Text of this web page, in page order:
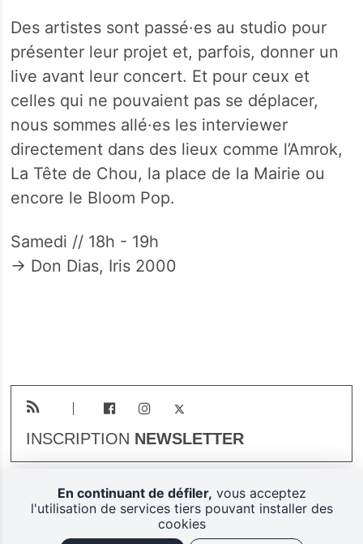
Des artistes sont passé·es au studio pour
présenter leur projet et, parfois, donner un
live avant leur concert. Et pour ceux et
celles qui ne pouvaient pas se déplacer,
nous sommes allé·es les interviewer
directement dans des lieux comme l’Amrok,
La Tête de Chou, la place de la Mairie ou
encore le Bloom Pop.
Samedi // 18h - 19h
→ Don Dias, Iris 2000
INSCRIPTION NEWSLETTER
Plan du site
Mentions légales
En continuant de défiler, vous acceptez
l'utilisation de services tiers pouvant installer des
cookies